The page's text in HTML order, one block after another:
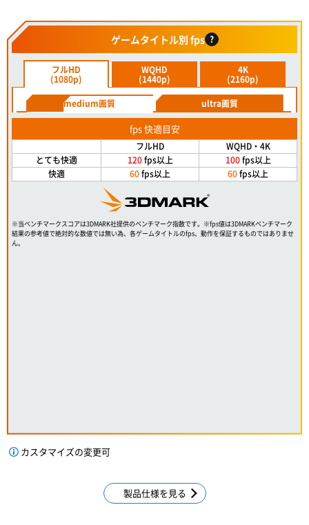
ゲームタイトル別 fps ?
フルHD
(1080p)
WQHD
(1440p)
4K
(2160p)
medium画質
ultra画質
fps 快適目安
フルHD
WQHD・4K
とても快適
120fps以上 100fps以上
快適
60fps以上 60fps以上
※当ベンチマークスコアは3DMARK社提供のベンチマーク指数です。※fps値は3DMARKベンチマーク
結果の参考値で絶対的な数値では無い為、各ゲームタイトルのfps、動作を保証するものではありませ
ん。
カスタマイズの変更可
製品仕様を見る